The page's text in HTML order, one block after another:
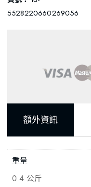
5528220660269056
額外資訊
重量
0.4 公斤